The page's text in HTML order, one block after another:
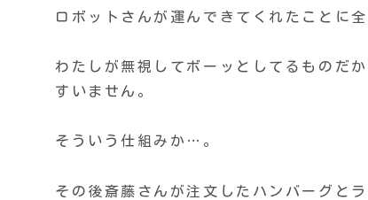
ロボットさんが運んできてくれたことに
わたしが無視してボーッとしてるものだ
すいません。
そういう仕組みか…。
その後斎藤さんが注文したハンバーグと